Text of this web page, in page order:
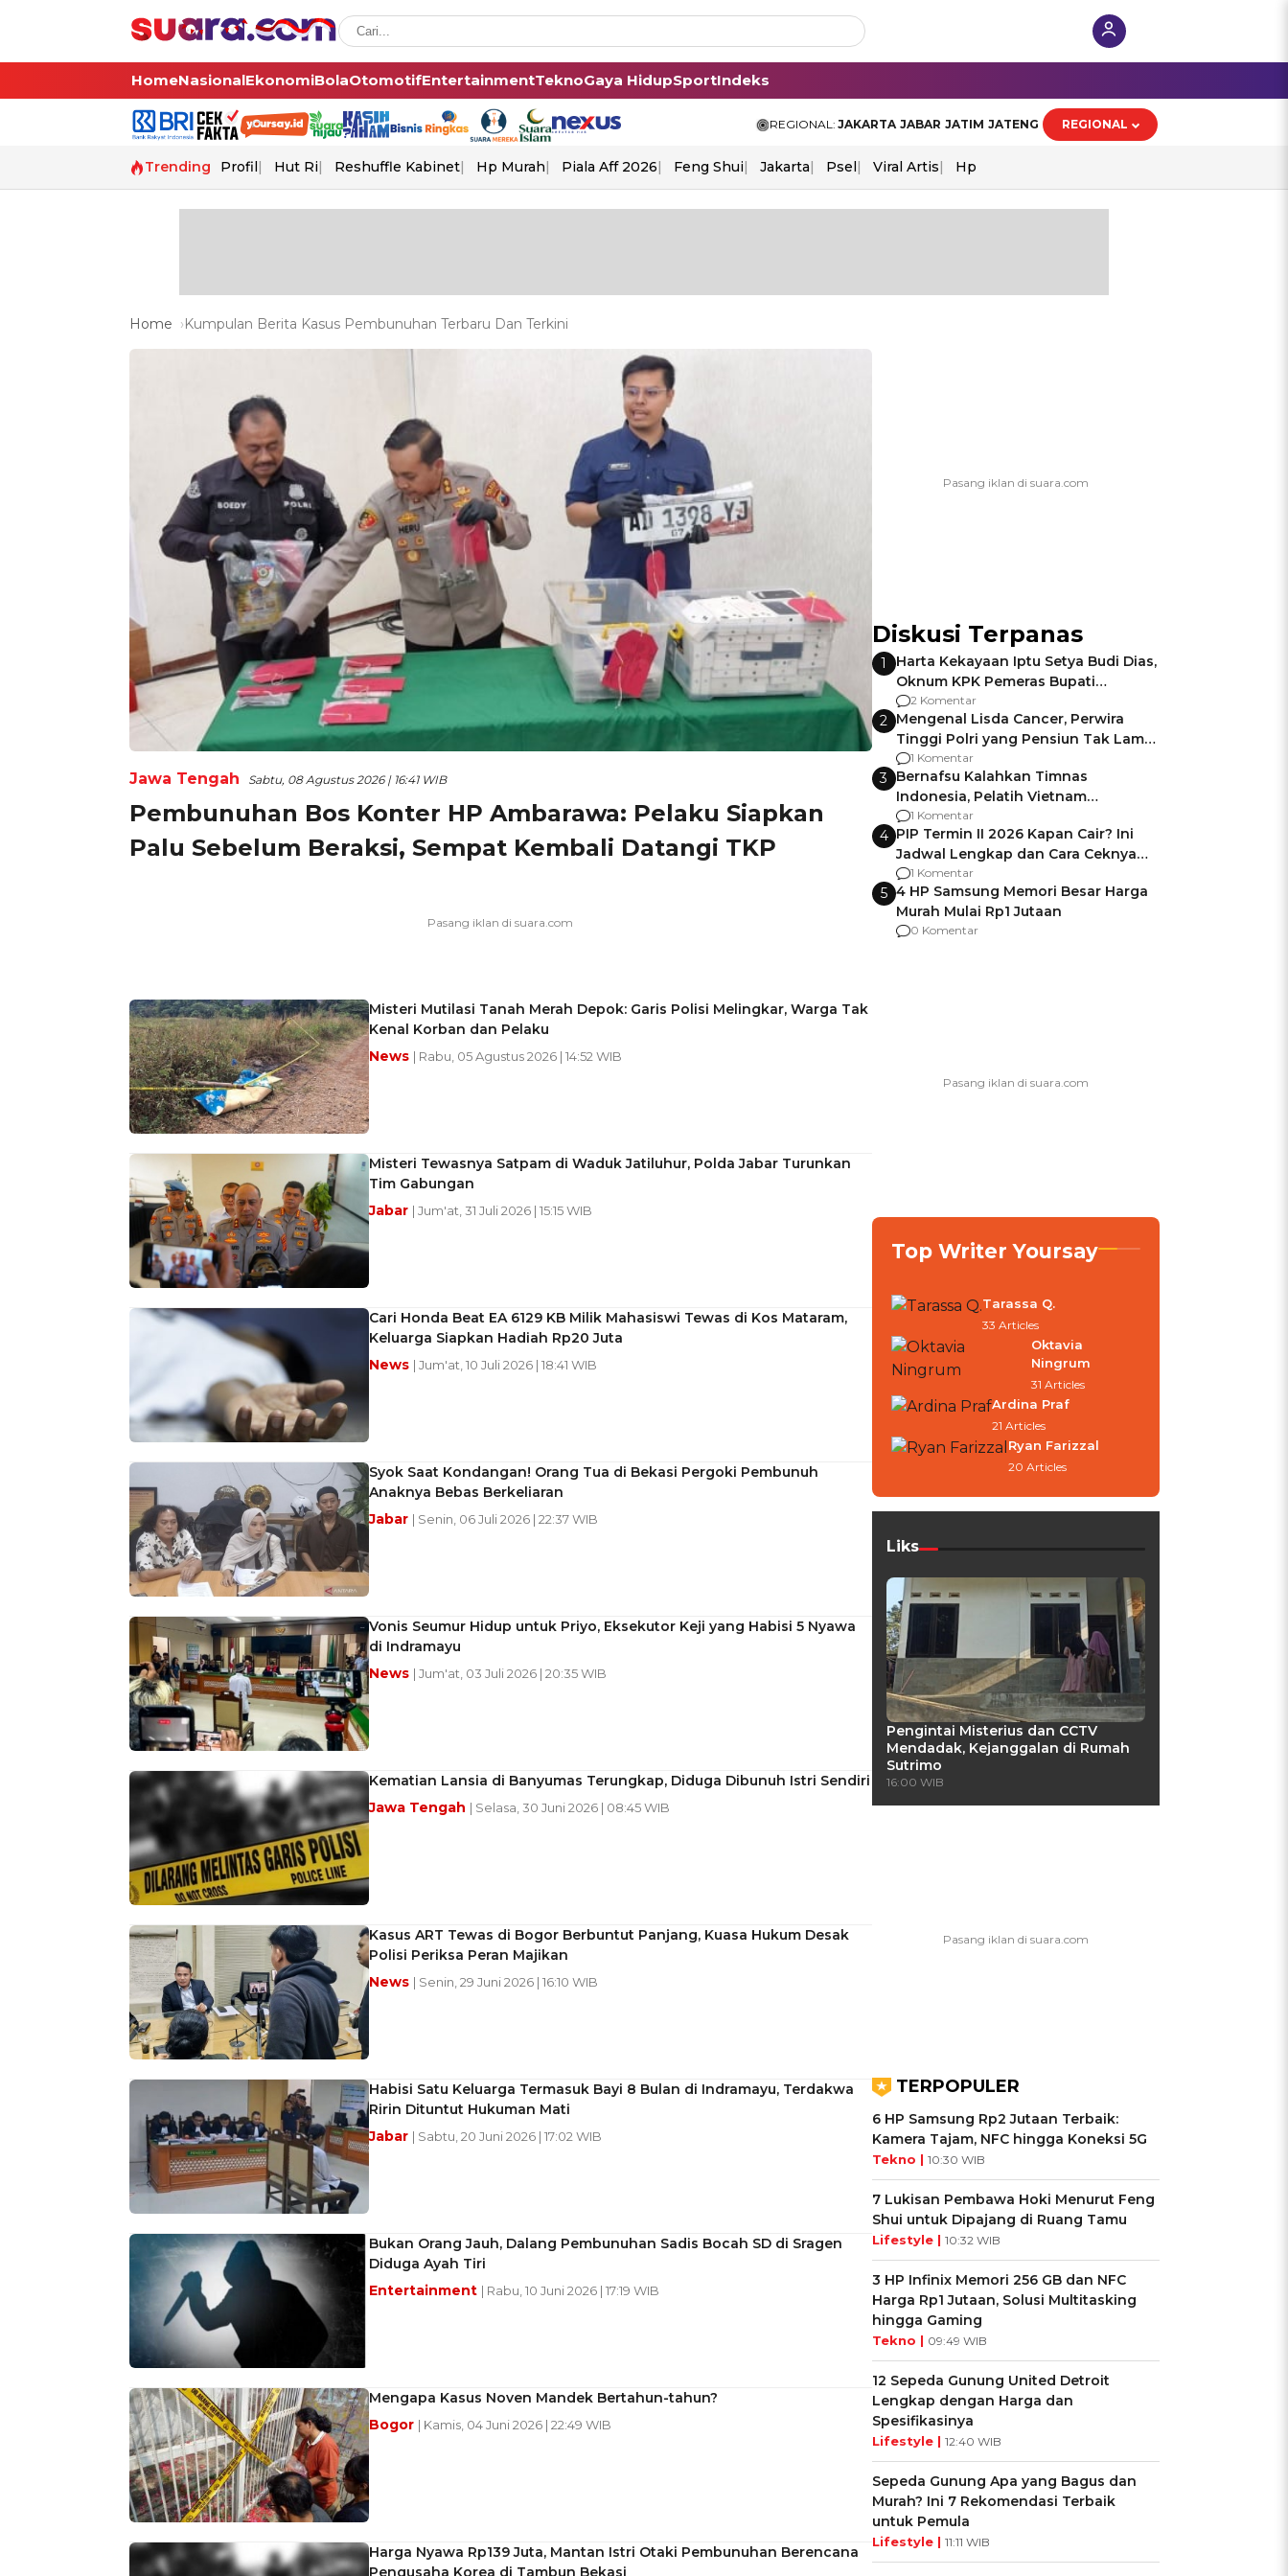
HomeNasionalEkonomiBolaOtomotifEntertainmentTeknoGaya HidupSportIndeks
REGIONAL: JAKARTA JABAR JATIM JATENG REGIONAL
Trending Profil Hut Ri Reshuffle Kabinet Hp Murah Piala Aff 2026 Feng Shui Jakarta Psel Viral Artis Hp
Home Kumpulan Berita Kasus Pembunuhan Terbaru Dan Terkini
Jawa Tengah Sabtu, 08 Agustus 2026 | 16:41 WIB
Pembunuhan Bos Konter HP Ambarawa: Pelaku Siapkan
Palu Sebelum Beraksi, Sempat Kembali Datangi TKP
Misteri Mutilasi Tanah Merah Depok: Garis Polisi Melingkar, Warga Tak
Kenal Korban dan Pelaku
News | Rabu, 05 Agustus 2026 | 14:52 WIB
Misteri Tewasnya Satpam di Waduk Jatiluhur, Polda Jabar Turunkan
Tim Gabungan
Jabar | Jum'at, 31 Juli 2026 | 15:15 WIB
Cari Honda Beat EA 6129 KB Milik Mahasiswi Tewas di Kos Mataram,
Keluarga Siapkan Hadiah Rp20 Juta
News | Jum'at, 10 Juli 2026 | 18:41 WIB
Syok Saat Kondangan! Orang Tua di Bekasi Pergoki Pembunuh
Anaknya Bebas Berkeliaran
Jabar | Senin, 06 Juli 2026 | 22:37 WIB
Vonis Seumur Hidup untuk Priyo, Eksekutor Keji yang Habisi 5 Nyawa
di Indramayu
News | Jum'at, 03 Juli 2026 | 20:35 WIB
Kematian Lansia di Banyumas Terungkap, Diduga Dibunuh Istri Sendiri
Jawa Tengah | Selasa, 30 Juni 2026 | 08:45 WIB
Kasus ART Tewas di Bogor Berbuntut Panjang, Kuasa Hukum Desak
Polisi Periksa Peran Majikan
News | Senin, 29 Juni 2026 | 16:10 WIB
Habisi Satu Keluarga Termasuk Bayi 8 Bulan di Indramayu, Terdakwa
Ririn Dituntut Hukuman Mati
Jabar | Sabtu, 20 Juni 2026 | 17:02 WIB
Bukan Orang Jauh, Dalang Pembunuhan Sadis Bocah SD di Sragen
Diduga Ayah Tiri
Entertainment | Rabu, 10 Juni 2026 | 17:19 WIB
Mengapa Kasus Noven Mandek Bertahun-tahun?
Bogor | Kamis, 04 Juni 2026 | 22:49 WIB
Harga Nyawa Rp139 Juta, Mantan Istri Otaki Pembunuhan Berencana
Pengusaha Korea di Tambun Bekasi
Diskusi Terpanas
1
Harta Kekayaan Iptu Setya Budi Dias,
Oknum KPK Pemeras Bupati
Pemalang
2 Komentar
2 Mengenal Lisda Cancer, Perwira
Tinggi Polri yang Pensiun Tak Lama
Usai Jadi Brigjen
1 Komentar
3 Bernafsu Kalahkan Timnas
Indonesia, Pelatih Vietnam
Berencana Pakai Jimat di Pakansari
1 Komentar
4 PIP Termin II 2026 Kapan Cair? Ini
Jadwal Lengkap dan Cara Ceknya
agar Dana Tidak Hangus!
1 Komentar
5 4 HP Samsung Memori Besar Harga
Murah Mulai Rp1 Jutaan
0 Komentar
Top Writer Yoursay
Tarassa Q.
33 Articles
Oktavia
Ningrum
31 Articles
Ardina Praf
21 Articles
Ryan Farizzal
20 Articles
Liks
Pengintai Misterius dan CCTV
Mendadak, Kejanggalan di Rumah
Sutrimo
16:00 WIB
TERPOPULER
6 HP Samsung Rp2 Jutaan Terbaik:
Kamera Tajam, NFC hingga Koneksi 5G
Tekno | 10:30 WIB
7 Lukisan Pembawa Hoki Menurut Feng
Shui untuk Dipajang di Ruang Tamu
Lifestyle | 10:32 WIB
3 HP Infinix Memori 256 GB dan NFC
Harga Rp1 Jutaan, Solusi Multitasking
hingga Gaming
Tekno | 09:49 WIB
12 Sepeda Gunung United Detroit
Lengkap dengan Harga dan
Spesifikasinya
Lifestyle | 12:40 WIB
Sepeda Gunung Apa yang Bagus dan
Murah? Ini 7 Rekomendasi Terbaik
untuk Pemula
Lifestyle | 11:11 WIB